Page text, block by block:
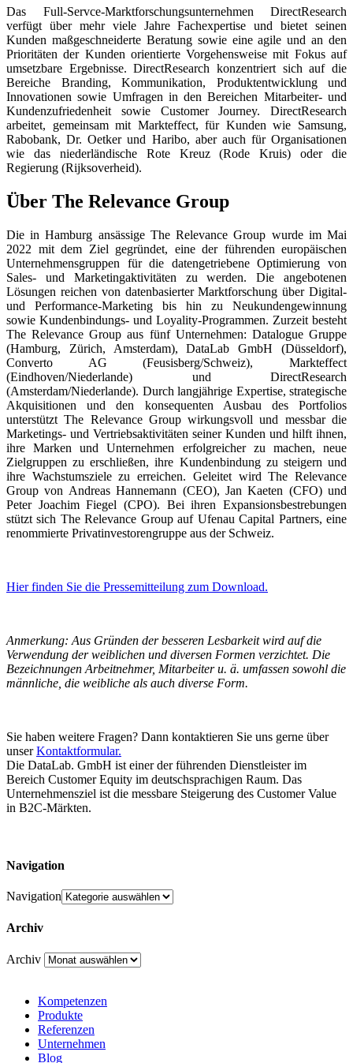
Das Full-Servce-Marktforschungsunternehmen DirectResearch
verfügt über mehr viele Jahre Fachexpertise und bietet seinen
Kunden maßgeschneiderte Beratung sowie eine agile und an den
Prioritäten der Kunden orientierte Vorgehensweise mit Fokus auf
umsetzbare Ergebnisse. DirectResearch konzentriert sich auf die
Bereiche Branding, Kommunikation, Produktentwicklung und
Innovationen sowie Umfragen in den Bereichen Mitarbeiter- und
Kundenzufriedenheit sowie Customer Journey. DirectResearch
arbeitet, gemeinsam mit Markteffect, für Kunden wie Samsung,
Rabobank, Dr. Oetker und Haribo, aber auch für Organisationen
wie das niederländische Rote Kreuz (Rode Kruis) oder die
Regierung (Rijksoverheid).
Über The Relevance Group
Die in Hamburg ansässige The Relevance Group wurde im Mai
2022 mit dem Ziel gegründet, eine der führenden europäischen
Unternehmensgruppen für die datengetriebene Optimierung von
Sales- und Marketingaktivitäten zu werden. Die angebotenen
Lösungen reichen von datenbasierter Marktforschung über Digital-
und Performance-Marketing bis hin zu Neukundengewinnung
sowie Kundenbindungs- und Loyality-Programmen. Zurzeit besteht
The Relevance Group aus fünf Unternehmen: Datalogue Gruppe
(Hamburg, Zürich, Amsterdam), DataLab GmbH (Düsseldorf),
Converto AG (Feusisberg/Schweiz), Markteffect
(Eindhoven/Niederlande) und DirectResearch
(Amsterdam/Niederlande). Durch langjährige Expertise, strategische
Akquisitionen und den konsequenten Ausbau des Portfolios
unterstützt The Relevance Group wirkungsvoll und messbar die
Marketings- und Vertriebsaktivitäten seiner Kunden und hilft ihnen,
ihre Marken und Unternehmen erfolgreicher zu machen, neue
Zielgruppen zu erschließen, ihre Kundenbindung zu steigern und
ihre Wachstumsziele zu erreichen. Geleitet wird The Relevance
Group von Andreas Hannemann (CEO), Jan Kaeten (CFO) und
Peter Joachim Fiegel (CPO). Bei ihren Expansionsbestrebungen
stützt sich The Relevance Group auf Ufenau Capital Partners, eine
renommierte Privatinvestorengruppe aus der Schweiz.
Hier finden Sie die Pressemitteilung zum Download.
Anmerkung: Aus Gründen der besseren Lesbarkeit wird auf die
Verwendung der weiblichen und diversen Formen verzichtet. Die
Bezeichnungen Arbeitnehmer, Mitarbeiter u. ä. umfassen sowohl die
männliche, die weibliche als auch diverse Form.
Sie haben weitere Fragen? Dann kontaktieren Sie uns gerne über
unserKontaktformular.
Die DataLab. GmbH ist einer der führenden Dienstleister im
Bereich Customer Equity im deutschsprachigen Raum. Das
Unternehmensziel ist die messbare Steigerung des Customer Value
in B2C-Märkten.
Navigation
Navigation
Archiv
Archiv
Kompetenzen
Produkte
Referenzen
Unternehmen
Blog